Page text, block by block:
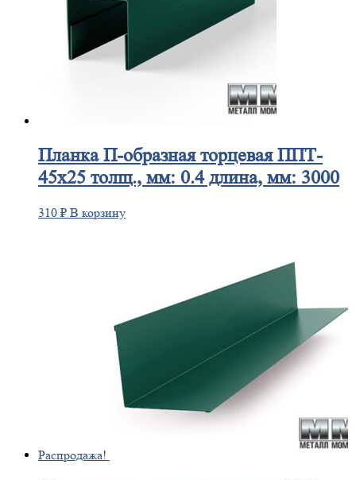
ПланкаП-образная торцевая ППТ-
45х25 толщ., мм: 0.4 длина, мм: 3000
310 ₽ В корзину
Распродажа!